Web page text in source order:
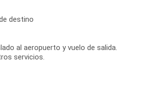
destino
al aeropuerto y vuelo de salida.
servicios.